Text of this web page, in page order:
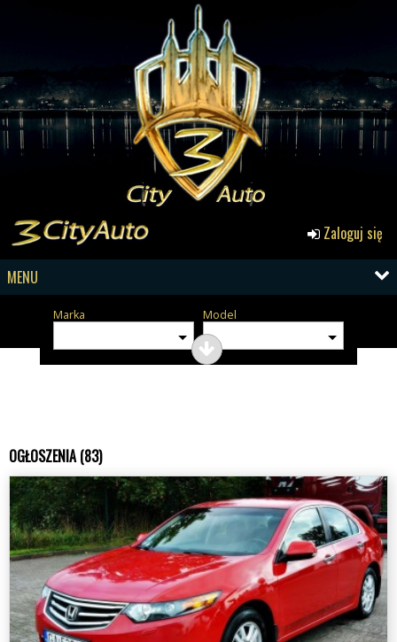
Zaloguj się
MENU
Marka Model
OGŁOSZENIA (83)